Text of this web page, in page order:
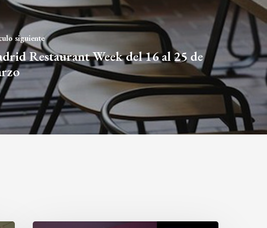
siguiente
Restaurant Week del 16 al 25 de